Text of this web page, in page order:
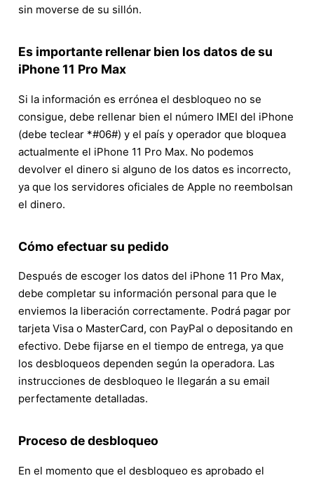
sin moverse de su sillón.
Es importante rellenar bien los datos de su
iPhone 11 Pro Max
Si la información es errónea el desbloqueo no se
consigue, debe rellenar bien el número IMEI del iPhone
(debe teclear *#06#) y el país y operador que bloquea
actualmente el iPhone 11 Pro Max. No podemos
devolver el dinero si alguno de los datos es incorrecto,
ya que los servidores oficiales de Apple no reembolsan
el dinero.
Cómo efectuar su pedido
Después de escoger los datos del iPhone 11 Pro Max,
debe completar su información personal para que le
enviemos la liberación correctamente. Podrá pagar por
tarjeta Visa o MasterCard, con PayPal o depositando en
efectivo. Debe fijarse en el tiempo de entrega, ya que
los desbloqueos dependen según la operadora. Las
instrucciones de desbloqueo le llegarán a su email
perfectamente detalladas.
Proceso de desbloqueo
En el momento que el desbloqueo es aprobado el